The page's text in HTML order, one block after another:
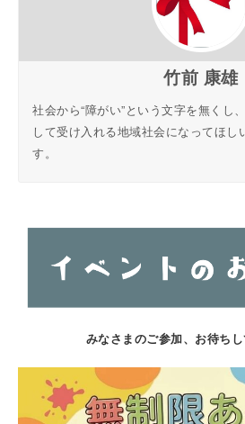
竹前 康雄
社会から“障がい”という文字を無くし
して受け入れる地域社会になってほし
す。
みなさまのご参加、お待ちし